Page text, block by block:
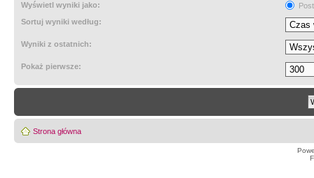
Wyświetl wyniki jako:
Sortuj wyniki według:
Wyniki z ostatnich:
Pokaż pierwsze:
Strona główna